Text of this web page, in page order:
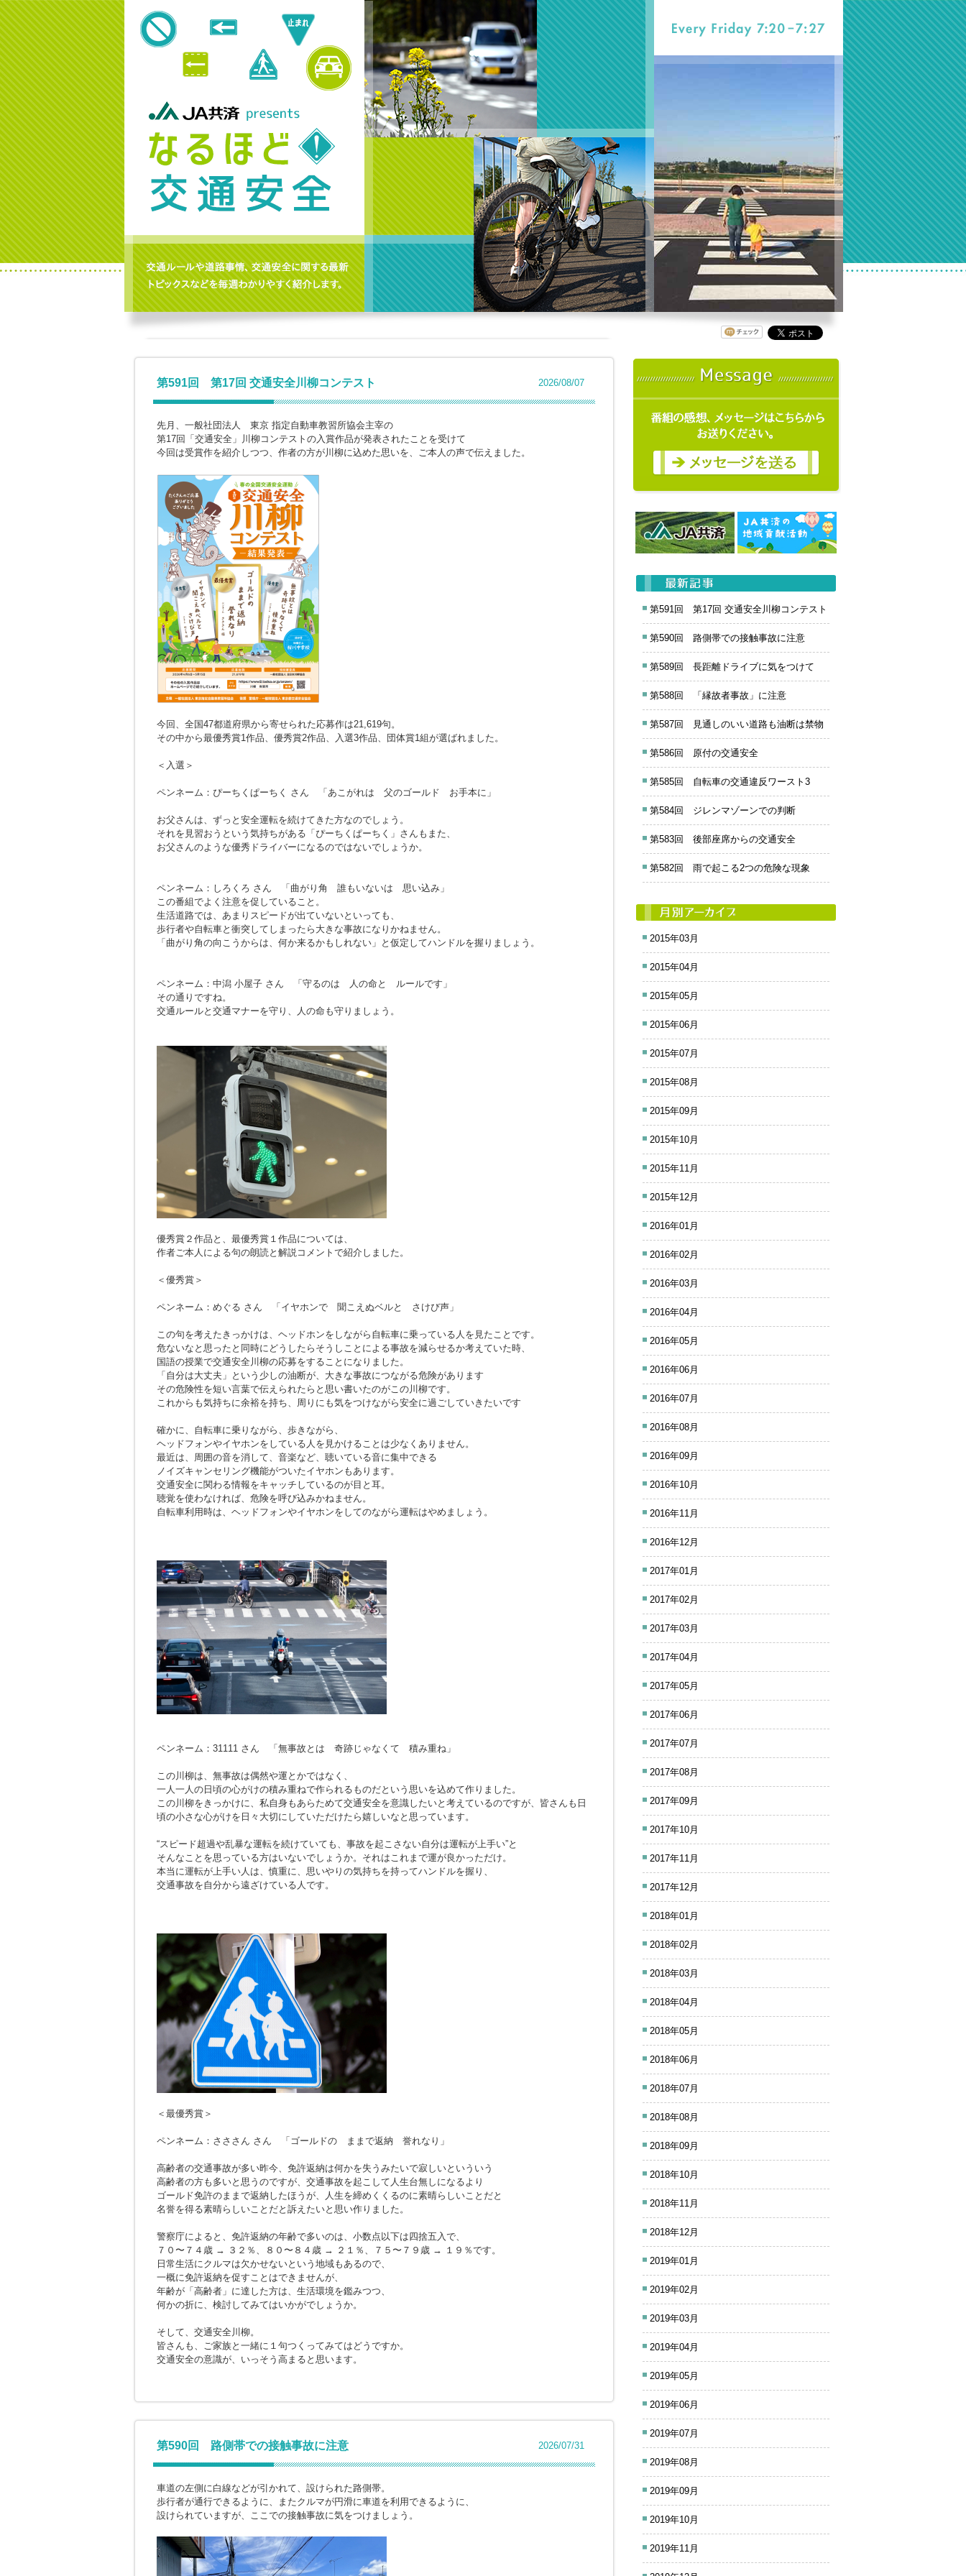
第591回 第17回 交通安全川柳コンテスト 2026/08/07
先月、一般社団法人 東京 指定自動車教習所協会主宰の
第17回「交通安全」川柳コンテストの入賞作品が発表されたことを受けて
今回は受賞作を紹介しつつ、作者の方が川柳に込めた思いを、ご本人の声で伝えました。
今回、全国47都道府県から寄せられた応募作は21,619句。
その中から最優秀賞1作品、優秀賞2作品、入選3作品、団体賞1組が選ばれました。
＜入選＞
ペンネーム：ぴーちくぱーちく さん 「あこがれは 父のゴールド お手本に」
お父さんは、ずっと安全運転を続けてきた方なのでしょう。
それを見習おうという気持ちがある「ぴーちくぱーちく」さんもまた、
お父さんのような優秀ドライバーになるのではないでしょうか。
ペンネーム：しろくろ さん
「曲がり角 誰もいないは 思い込み」
この番組でよく注意を促していること。
生活道路では、あまりスピードが出ていないといっても、
歩行者や自転車と衝突してしまったら大きな事故になりかねません。
「曲がり角の向こうからは、何か来るかもしれない」と仮定してハンドルを握りましょう。
ペンネーム：中潟 小屋子 さん 「 守るのは 人の命と ルールです」
その通りですね。
交通ルールと交通マナーを守り、人の命も守りましょう。
優秀賞２作品と、最優秀賞１作品については、
作者ご本人による句の朗読と解説コメントで紹介しました。
＜優秀賞＞
ペンネーム：めぐる さん 「イヤホンで 聞こえぬベルと さけび声」
この句を考えたきっかけは、ヘッドホンをしながら自転車に乗っている人を見たことです。
危ないなと思ったと同時にどうしたらそうしことによる事故を減らせるか考えていた時、
国語の授業で交通安全川柳の応募をすることになりました。
「自分は大丈夫」という少しの油断が、大きな事故につながる危険があります
その危険性を短い言葉で伝えられたらと思い書いたのがこの川柳です。
これからも気持ちに余裕を持ち、周りにも気をつけながら安全に過ごしていきたいです
確かに、自転車に乗りながら、歩きながら、
ヘッドフォンやイヤホンをしている人を見かけることは少なくありません。
最近は、周囲の音を消して、音楽など、聴いている音に集中できる
ノイズキャンセリング機能がついたイヤホンもあります。
交通安全に関わる情報をキャッチしているのが目と耳。
聴覚を使わなければ、危険を呼び込みかねません。
自転車利用時は、ヘッドフォンやイヤホンをしてのながら運転はやめましょう。
ペンネーム：31111 さん 「無事故とは 奇跡じゃなくて 積み重ね」
この川柳は、無事故は偶然や運とかではなく、
一人一人の日頃の心がけの積み重ねで作られるものだという思いを込めて作りました。
この川柳をきっかけに、私自身もあらためて交通安全を意識したいと考えているのですが、皆さんも日
頃の小さな心がけを日々大切にしていただけたら嬉しいなと思っています。
“スピード超過や乱暴な運転を続けていても、事故を起こさない自分は運転が上手い”と
そんなことを思っている方はいないでしょうか。それはこれまで運が良かっただけ。
本当に運転が上手い人は、慎重に、思いやりの気持ちを持ってハンドルを握り、
交通事故を自分から遠ざけている人です。
＜最優秀賞＞
ペンネーム：さささん さん 「ゴールドの ままで返納 誉れなり」
高齢者の交通事故が多い昨今、免許返納は何かを失うみたいで寂しいといういう
高齢者の方も多いと思うのですが、交通事故を起こして人生台無しになるより
ゴールド免許のままで返納したほうが、人生を締めくくるのに素晴らしいことだと
名誉を得る素晴らしいことだと訴えたいと思い作りました。
警察庁によると、免許返納の年齢で多いのは、小数点以下は四捨五入で、
７０〜７４歳 → ３２％、８０〜８４歳 → ２１％、７５〜７９歳 → １９％です。
日常生活にクルマは欠かせないという地域もあるので、
一概に免許返納を促すことはできませんが、
年齢が「高齢者」に達した方は、生活環境を鑑みつつ、
何かの折に、検討してみてはいかがでしょうか。
そして、交通安全川柳。
皆さんも、ご家族と一緒に１句つくってみてはどうですか。
交通安全の意識が、いっそう高まると思います。
第590回 路側帯での接触事故に注意 2026/07/31
車道の左側に白線などが引かれて、設けられた路側帯。
歩行者が通行できるように、またクルマが円滑に車道を利用できるように、
設けられていますが、ここでの接触事故に気をつけましょう。
第591回 第17回 交通安全川柳コンテスト
第590回 路側帯での接触事故に注意
第589回 長距離ドライブに気をつけて
第588回 「縁故者事故」に注意
第587回 見通しのいい道路も油断は禁物
第586回 原付の交通安全
第585回 自転車の交通違反ワースト3
第584回 ジレンマゾーンでの判断
第583回 後部座席からの交通安全
第582回 雨で起こる2つの危険な現象
2015年03月
2015年04月
2015年05月
2015年06月
2015年07月
2015年08月
2015年09月
2015年10月
2015年11月
2015年12月
2016年01月
2016年02月
2016年03月
2016年04月
2016年05月
2016年06月
2016年07月
2016年08月
2016年09月
2016年10月
2016年11月
2016年12月
2017年01月
2017年02月
2017年03月
2017年04月
2017年05月
2017年06月
2017年07月
2017年08月
2017年09月
2017年10月
2017年11月
2017年12月
2018年01月
2018年02月
2018年03月
2018年04月
2018年05月
2018年06月
2018年07月
2018年08月
2018年09月
2018年10月
2018年11月
2018年12月
2019年01月
2019年02月
2019年03月
2019年04月
2019年05月
2019年06月
2019年07月
2019年08月
2019年09月
2019年10月
2019年11月